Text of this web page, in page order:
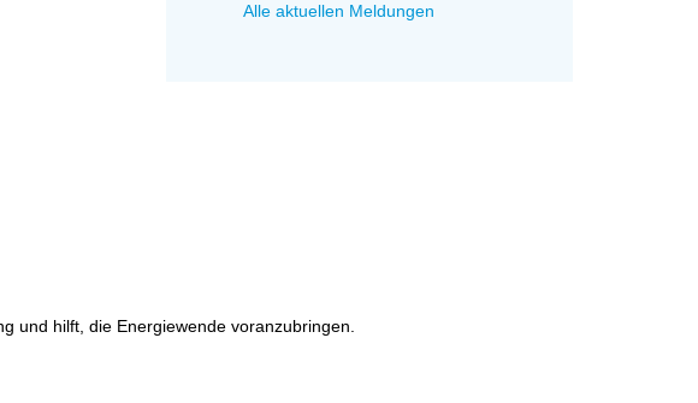
Alle aktuellen Meldungen
und hilft, die Energiewende voranzubringen.